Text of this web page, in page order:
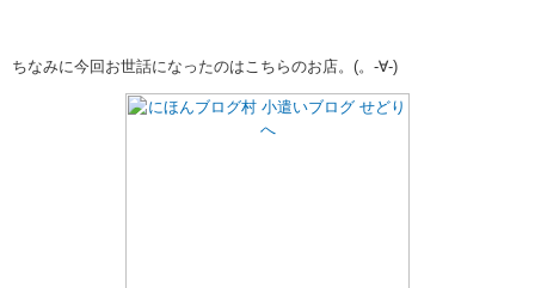
ちなみに今回お世話になったのはこちらのお店。(。-∀-)